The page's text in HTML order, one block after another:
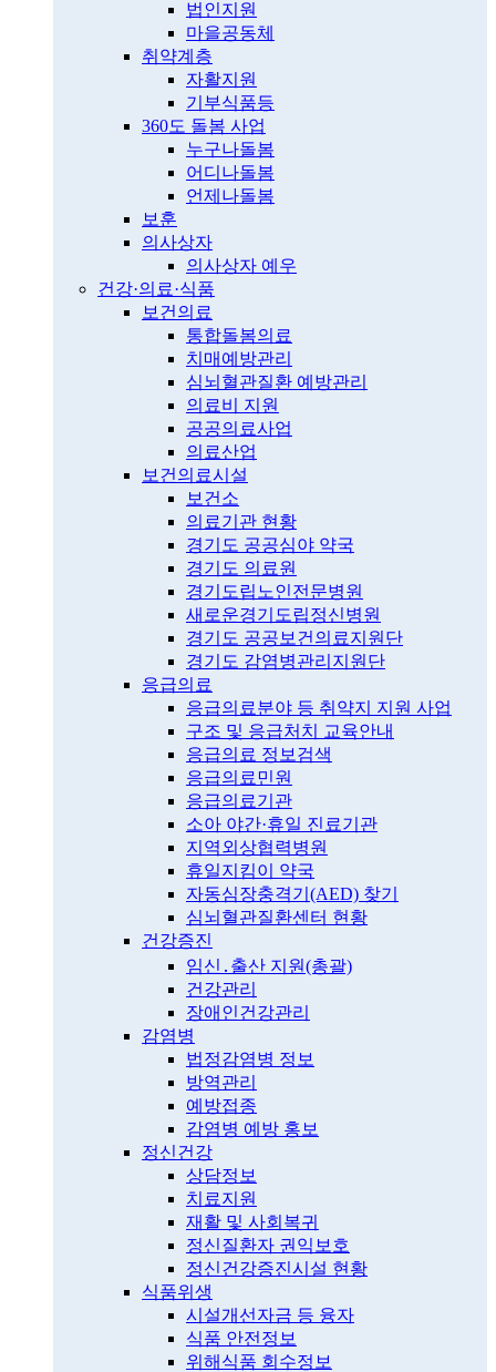
법인지원
마을공동체
취약계층
자활지원
기부식품등
360도 돌봄 사업
누구나돌봄
어디나돌봄
언제나돌봄
보훈
의사상자
의사상자 예우
건강·의료·식품
보건의료
통합돌봄의료
치매예방관리
심뇌혈관질환 예방관리
의료비 지원
공공의료사업
의료산업
보건의료시설
보건소
의료기관 현황
경기도 공공심야 약국
경기도 의료원
경기도립노인전문병원
새로운경기도립정신병원
경기도 공공보건의료지원단
경기도 감염병관리지원단
응급의료
응급의료분야 등 취약지 지원 사업
구조 및 응급처치 교육안내
응급의료 정보검색
응급의료민원
응급의료기관
소아 야간·휴일 진료기관
지역외상협력병원
휴일지킴이 약국
자동심장충격기(AED) 찾기
심뇌혈관질환센터 현황
건강증진
임신․출산 지원(총괄)
건강관리
장애인건강관리
감염병
법정감염병 정보
방역관리
예방접종
감염병 예방 홍보
정신건강
상담정보
치료지원
재활 및 사회복귀
정신질환자 권익보호
정신건강증진시설 현황
식품위생
시설개선자금 등 융자
식품 안전정보
위해식품 회수정보